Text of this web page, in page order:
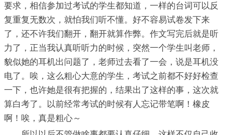
要求，相信参加过考试的学生都知道，一样的台词可以反
复重复无数次，就怕我们听不懂。好不容易试卷发下来
了，还不许我们翻开，翻开就算作弊。作文写完后就是听
力了，正当我认真听听力的时候，突然一个学生叫老师，
貌似她的耳机出问题了，老师过去看了一会，说是耳机没
电了。唉，这么粗心大意的学生，考试之前都不好好检查
一下，也许她是很有把握的，结果出了这样的事，这次就
算白考了。以前经常考试的时候有人忘记带笔啊！橡皮
啊！唉，真是粗心～